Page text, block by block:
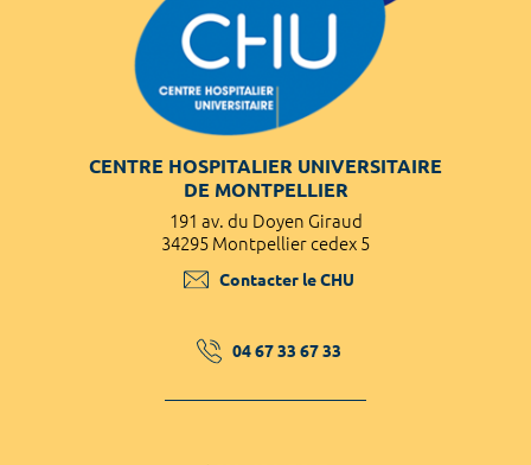
CENTRE HOSPITALIER UNIVERSITAIRE
DE MONTPELLIER
191 av. du Doyen Giraud
34295 Montpellier cedex 5
Contacter le CHU
04 67 33 67 33